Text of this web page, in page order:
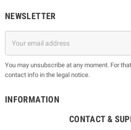
NEWSLETTER
You may unsubscribe at any moment. For
contact info in the legal notice.
INFORMATION
CONTACT &